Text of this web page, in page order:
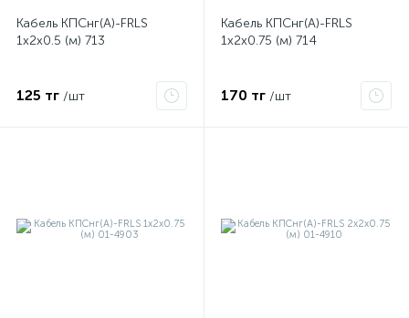
Кабель КПСнг(А)-FRLS
1х2х0.5 (м) 713
125 тг /шт
Кабель КПСнг(А)-FRLS
1х2х0.75 (м) 714
170 тг /шт